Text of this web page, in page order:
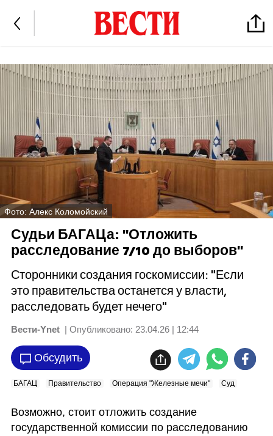
Фото: Алекс Коломойский
Судьи БАГАЦа: "Отложить
расследование 7/10 до выборов"
Сторонники создания госкомиссии: "Если
это правительства останется у власти,
расследовать будет нечего"
Вести-Ynet | Опубликовано: 23.04.26 | 12:44
Обсудить
БАГАЦ Правительство Операция "Железные мечи" Суд
Возможно, стоит отложить создание
государственной комиссии по расследованию